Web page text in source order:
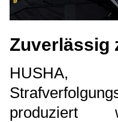
Zuverlässig
produziert